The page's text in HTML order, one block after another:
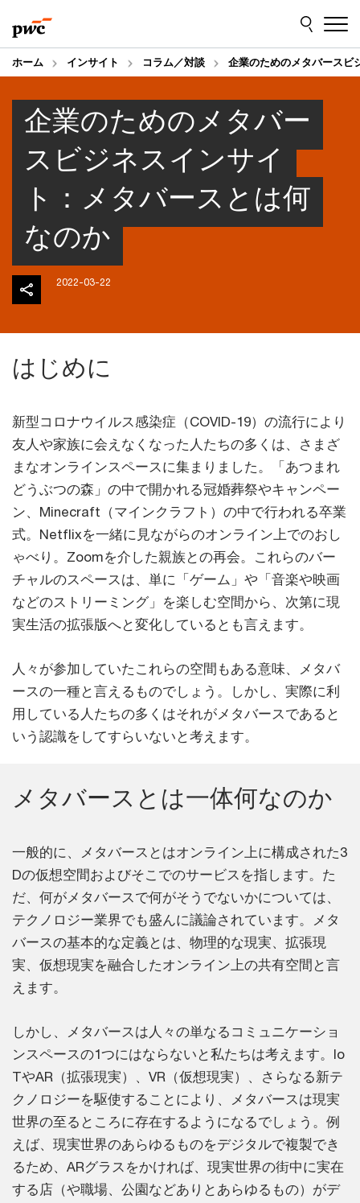
to
content
to
footer
ホーム インサイト コラム／対談 企業のためのメタバースビ
企業のためのメタバー
スビジネスインサイ
ト：メタバースとは何
なのか
2022-03-22
はじめに
新型コロナウイルス感染症（COVID-19）の流行により
友人や家族に会えなくなった人たちの多くは、さまざ
まなオンラインスペースに集まりました。「あつまれ
どうぶつの森」の中で開かれる冠婚葬祭やキャンペー
ン、Minecraft（マインクラフト）の中で行われる卒業
式。Netflixを一緒に見ながらのオンライン上でのおし
ゃべり。Zoomを介した親族との再会。これらのバー
チャルのスペースは、単に「ゲーム」や「音楽や映画
などのストリーミング」を楽しむ空間から、次第に現
実生活の拡張版へと変化しているとも言えます。
人々が参加していたこれらの空間もある意味、メタバ
ースの一種と言えるものでしょう。しかし、実際に利
用している人たちの多くはそれがメタバースであると
いう認識をしてすらいないと考えます。
メタバースとは一体何なのか
一般的に、メタバースとはオンライン上に構成された3
Dの仮想空間およびそこでのサービスを指します。た
だ、何がメタバースで何がそうでないかについては、
テクノロジー業界でも盛んに議論されています。メタ
バースの基本的な定義とは、物理的な現実、拡張現
実、仮想現実を融合したオンライン上の共有空間と言
えます。
しかし、メタバースは人々の単なるコミュニケーショ
ンスペースの1つにはならないと私たちは考えます。Io
TやAR（拡張現実）、VR（仮想現実）、さらなる新テ
クノロジーを駆使することにより、メタバースは現実
世界の至るところに存在するようになるでしょう。例
えば、現実世界のあらゆるものをデジタルで複製でき
るため、ARグラスをかければ、現実世界の街中に実在
する店（や職場、公園などありとあらゆるもの）がデ